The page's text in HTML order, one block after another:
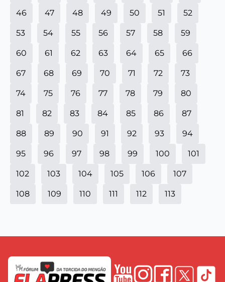
46 47 48 49 50 51 52
53 54 55 56 57 58 59
60 61 62 63 64 65 66
67 68 69 70 71 72 73
74 75 76 77 78 79 80
81 82 83 84 85 86 87
88 89 90 91 92 93 94
95 96 97 98 99 100 101
102 103 104 105 106 107
108 109 110 111 112 113